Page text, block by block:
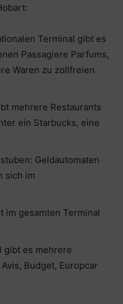
Terminal gibt es
Passagiere Parfums,
Waren zu zollfreien
mehrere Restaurants
ein Starbucks, eine
Geldautomaten
sich im
im gesamten Terminal
gibt es mehrere
Budget, Europcar